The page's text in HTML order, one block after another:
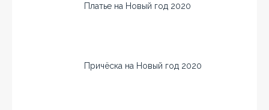
Платье на Новый год 2020
Причёска на Новый год 2020